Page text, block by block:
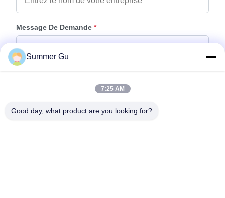
Message De Demande *
Joindre Des Fichiers
Summer Gu
7:25 AM
Good day, what product are you looking for?